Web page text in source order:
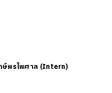
พรไพศาล (Intern)